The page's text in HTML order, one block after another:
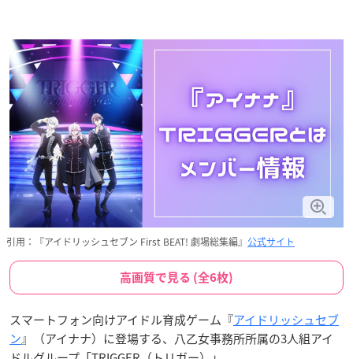
引用：『アイドリッシュセブン First BEAT! 劇場総集編』 公式サイト
高画質で見る (全6枚)
スマートフォン向けアイドル育成ゲーム『アイドリッシュセブ
ン』（アイナナ）に登場する、八乙女事務所所属の3人組アイ